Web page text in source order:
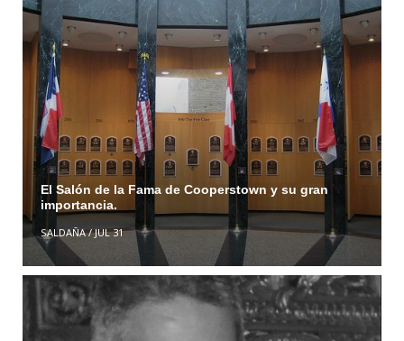
El Salón de la Fama de Cooperstown y su gran
importancia.
SALDAÑA/JUL 31